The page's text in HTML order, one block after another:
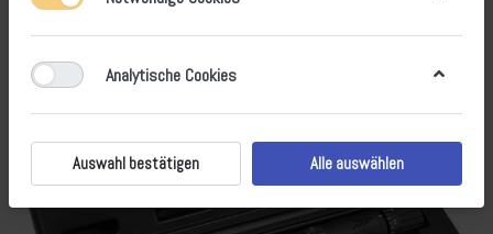
Analytische Cookies
Auswahl bestätigen Alle auswählen